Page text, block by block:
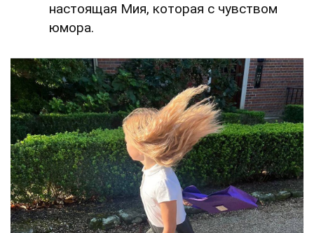
настоящая Мия, которая с чувством
юмора.